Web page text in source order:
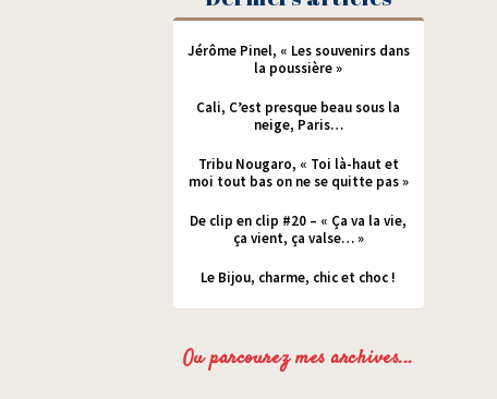
Jérôme Pinel, « Les souvenirs dans
la poussière »
Cali, C’est presque beau sous la
neige, Paris…
Tribu Nougaro, « Toi là-haut et
moi tout bas on ne se quitte pas »
De clip en clip #20 – « Ça va la vie,
ça vient, ça valse… »
Le Bijou, charme, chic et choc !
Ou parcourez mes archives...